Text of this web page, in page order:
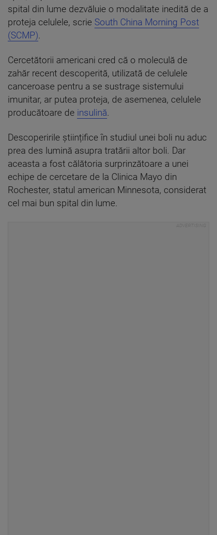
spital din lume dezvăluie o modalitate inedită de a
proteja celulele, scrie South China Morning Post
(SCMP).
Cercetătorii americani cred că o moleculă de
zahăr recent descoperită, utilizată de celulele
canceroase pentru a se sustrage sistemului
imunitar, ar putea proteja, de asemenea, celulele
producătoare de insulină.
Descoperirile științifice în studiul unei boli nu aduc
prea des lumină asupra tratării altor boli. Dar
aceasta a fost călătoria surprinzătoare a unei
echipe de cercetare de la Clinica Mayo din
Rochester, statul american Minnesota, considerat
cel mai bun spital din lume.